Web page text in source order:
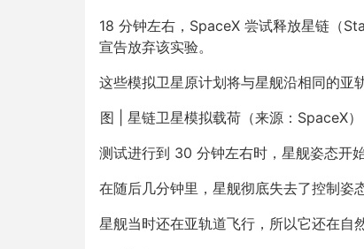
18 分钟左右，SpaceX 尝试释放星链（
宣告放弃该实验。
这些模拟卫星原计划将与星舰沿相同的亚
图 | 星链卫星模拟载荷（来源：SpaceX）
测试进行到 30 分钟左右时，星舰姿态开
在随后几分钟里，星舰彻底失去了控制姿
星舰当时还在亚轨道飞行，所以它还在自